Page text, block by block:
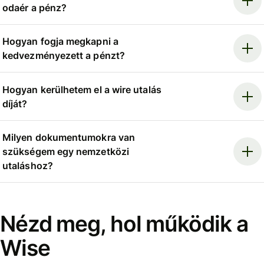
odaér a pénz?
Hogyan fogja megkapni a
kedvezményezett a pénzt?
Hogyan kerülhetem el a wire utalás
díját?
Milyen dokumentumokra van
szükségem egy nemzetközi
utaláshoz?
Nézd meg, hol működik a
Wise